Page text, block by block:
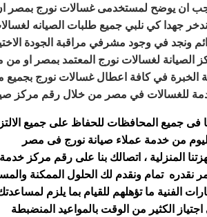
ان يوضح لمستخدمى غسالات نورج بمصر ان
ونجد في وجود مشرفي مراقبة الجودة
الخبرة في كافة اعطال غسالات نورج بجميع
جميع المحافظات للحفاظ على جميع
المنزلية ، اتصالك بنا على رقم مركز
الفنية ما تؤهلهم للقيام بما يلزم
الكثير من الوقت بالمواعيد المنضبطة